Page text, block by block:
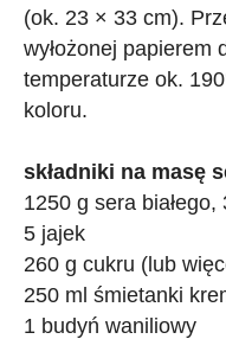
(ok. 23 × 33 cm).
wyłożonej papierem
temperaturze ok.
koloru.
składniki na masę
1250 g sera
5 jajek
260 g cukru (lub
250 ml śmietanki
1 budyń waniliowy